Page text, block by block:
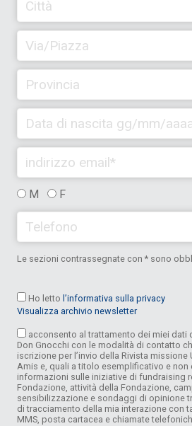
M F
Le sezioni contrassegnate con * sono
Ho letto l’informativa sulla privacy
Visualizza archivio newsletter
acconsento al trattamento dei miei dati
Don Gnocchi con le modalità di contatto
iscrizione per l’invio della Rivista
Amis e, quali a titolo esemplificativo e non
informazioni sulle iniziative di fundraising
Fondazione, attività della Fondazione,
sensibilizzazione e sondaggi di opinione
di tracciamento della mia interazione con
MMS, posta cartacea e chiamate